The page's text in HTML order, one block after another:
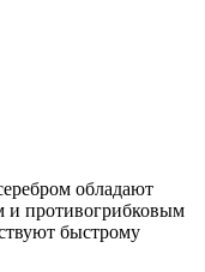
обладают
и противогрибковым
быстрому